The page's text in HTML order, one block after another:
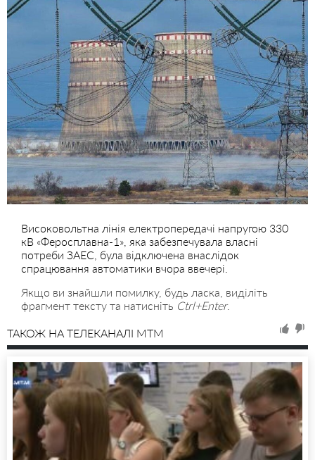
Високовольтна лінія електропередачі напругою 330
кВ «Феросплавна-1», яка забезпечувала власні
потреби ЗАЕС, була відключена внаслідок
спрацювання автоматики вчора ввечері.
Якщо ви знайшли помилку, будь ласка, виділіть
фрагмент тексту та натисніть Ctrl+Enter.
ТАКОЖ НА ТЕЛЕКАНАЛІ MTM